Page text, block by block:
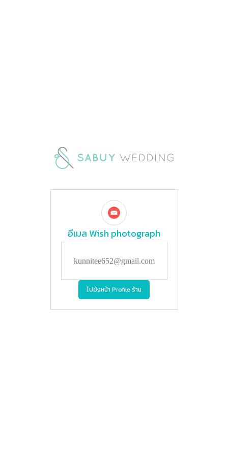
อีเมล Wish photograph
kunnitee652@gmail.com
ไปยังหน้า Profile ร้าน